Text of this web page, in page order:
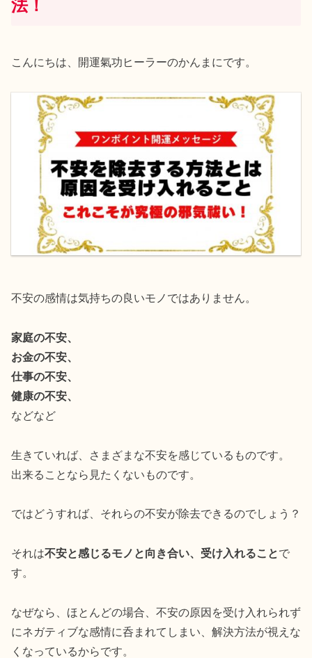
法！
こんにちは、開運氣功ヒーラーのかんまにです。
不安の感情は気持ちの良いモノではありません。
家庭の不安、
お金の不安、
仕事の不安、
健康の不安、
などなど
生きていれば、さまざまな不安を感じているものです。
出来ることなら見たくないものです。
ではどうすれば、それらの不安が除去できるのでしょう？
それは不安と感じるモノと向き合い、受け入れることで
す。
なぜなら、ほとんどの場合、不安の原因を受け入れられず
にネガティブな感情に呑まれてしまい、解決方法が視えな
くなっているからです。